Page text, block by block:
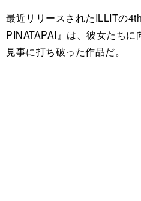
最近リリースされたILLITの
PINATAPAI』は、彼女たち
見事に打ち破った作品だ。